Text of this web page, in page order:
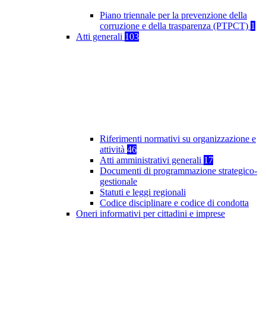
Piano triennale per la prevenzione della
corruzione e della trasparenza (PTPCT) 1
Atti generali 103
Riferimenti normativi su organizzazione e
attività 46
Atti amministrativi generali 17
Documenti di programmazione strategico-
gestionale
Statuti e leggi regionali
Codice disciplinare e codice di condotta
Oneri informativi per cittadini e imprese